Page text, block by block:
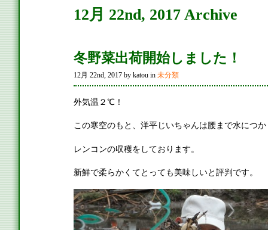
12月 22nd, 2017 Archive
冬野菜出荷開始しました！
12月 22nd, 2017 by katou in 未分類
外気温２℃！
この寒空のもと、洋平じいちゃんは腰まで水につか
レンコンの収穫をしております。
新鮮で柔らかくてとっても美味しいと評判です。